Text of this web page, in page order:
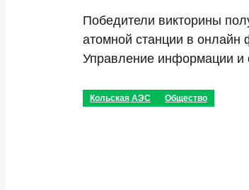
Победители викторины
атомной станции в онлайн
Управление информации и
Кольская АЭС Общество